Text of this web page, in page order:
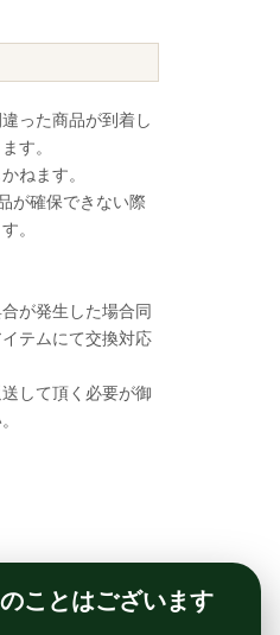
った商品が到着し
す。
ねます。
が確保できない際
。
が発生した場合同
テムにて交換対応
して頂く必要が御
ことはございます